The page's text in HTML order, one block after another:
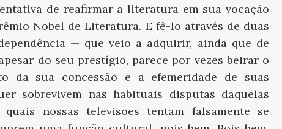
de reafirmar a literatura em sua vocação
Nobel de Literatura. E fê-lo através de duas
— que veio a adquirir, ainda que de
do seu prestígio, parece por vezes beirar o
da sua concessão e a efemeridade de suas
sobrevivem nas habituais disputas daquelas
nossas televisões tentam falsamente se